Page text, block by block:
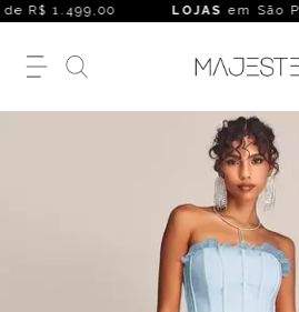
R$ 1.499,00 LOJASem São